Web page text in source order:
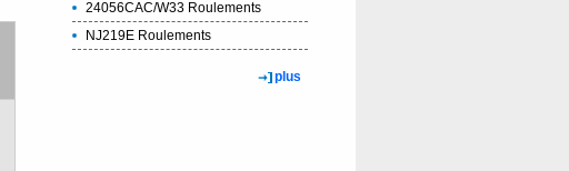
24056CAC/W33 Roulements
NJ219E Roulements
plus